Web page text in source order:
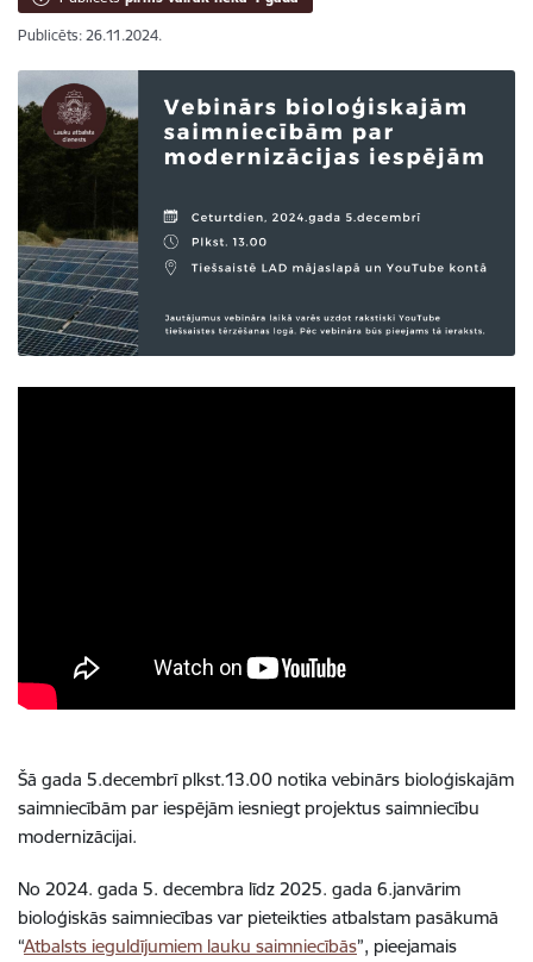
Publicēts: 26.11.2024.
Šā gada 5.decembrī plkst.13.00 notika vebinārs bioloģiskajām
saimniecībām par iespējām iesniegt projektus saimniecību
modernizācijai.
No 2024. gada 5. decembra līdz 2025. gada 6.janvārim
bioloģiskās saimniecības var pieteikties atbalstam pasākumā
“Atbalsts ieguldījumiem lauku saimniecībās”, pieejamais